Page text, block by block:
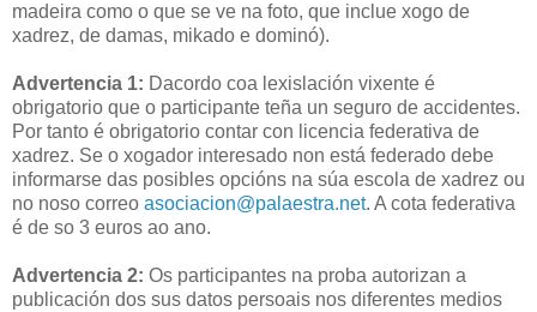
madeira como o que se ve na foto, que inclue xogo de
xadrez, de damas, mikado e dominó).
Advertencia 1: Dacordo coa lexislación vixente é
obrigatorio que o participante teña un seguro de accidentes.
Por tanto é obrigatorio contar con licencia federativa de
xadrez. Se o xogador interesado non está federado debe
informarse das posibles opcións na súa escola de xadrez ou
no noso correo asociacion@palaestra.net. A cota federativa
é de so 3 euros ao ano.
Advertencia 2: Os participantes na proba autorizan a
publicación dos sus datos persoais nos diferentes medios